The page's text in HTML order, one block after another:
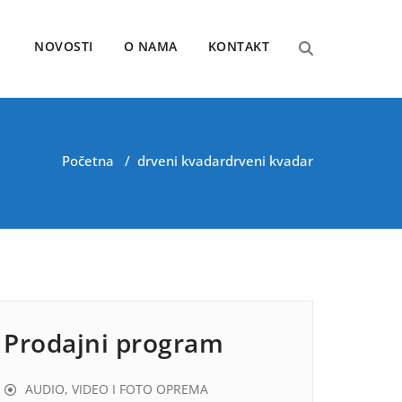
NOVOSTI O NAMA KONTAKT
Početna / drveni kvadardrveni kvadar
Prodajni program
AUDIO, VIDEO I FOTO OPREMA